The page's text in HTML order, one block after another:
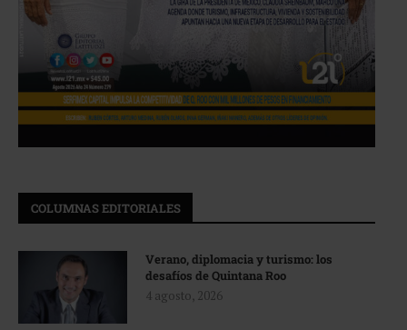
COLUMNAS EDITORIALES
Verano, diplomacia y turismo: los
desafíos de Quintana Roo
4 agosto, 2026